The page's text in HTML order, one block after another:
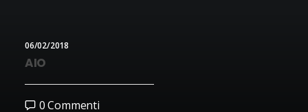
06/02/2018
AIO
0 Commenti